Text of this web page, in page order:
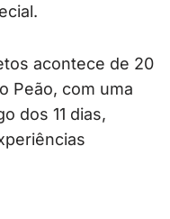
acontece de 20
Peão, com uma
dos 11 dias,